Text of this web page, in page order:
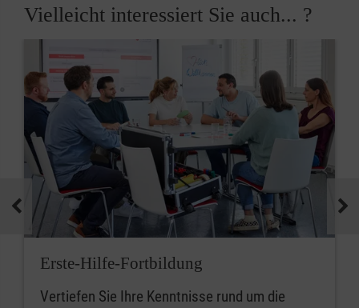
Vielleicht interessiert Sie auch... ?
Erste-Hilfe-Fortbildung
Vertiefen Sie Ihre Kenntnisse rund um die